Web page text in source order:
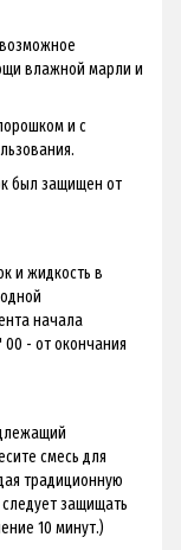
влажной марли и
и с
был защищен от
и жидкость в
начала
- от окончания
смесь для
традиционную
защищать
10 минут.)